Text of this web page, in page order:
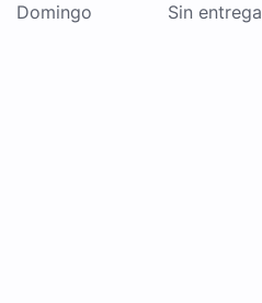
Domingo Sin entrega